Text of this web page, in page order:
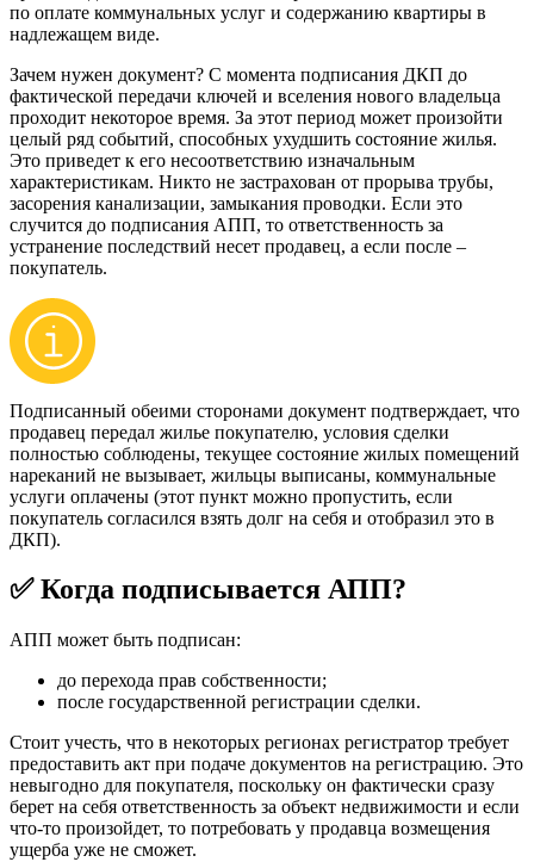
по оплате коммунальных услуг и содержанию квартиры в
надлежащем виде.
Зачем нужен документ? С момента подписания ДКП до
фактической передачи ключей и вселения нового владельца
проходит некоторое время. За этот период может произойти
целый ряд событий, способных ухудшить состояние жилья.
Это приведет к его несоответствию изначальным
характеристикам. Никто не застрахован от прорыва трубы,
засорения канализации, замыкания проводки. Если это
случится до подписания АПП, то ответственность за
устранение последствий несет продавец, а если после –
покупатель.
Подписанный обеими сторонами документ подтверждает, что
продавец передал жилье покупателю, условия сделки
полностью соблюдены, текущее состояние жилых помещений
нареканий не вызывает, жильцы выписаны, коммунальные
услуги оплачены (этот пункт можно пропустить, если
покупатель согласился взять долг на себя и отобразил это в
ДКП).
✅ Когда подписывается АПП?
АПП может быть подписан:
до перехода прав собственности;
после государственной регистрации сделки.
Стоит учесть, что в некоторых регионах регистратор требует
предоставить акт при подаче документов на регистрацию. Это
невыгодно для покупателя, поскольку он фактически сразу
берет на себя ответственность за объект недвижимости и если
что-то произойдет, то потребовать у продавца возмещения
ущерба уже не сможет.